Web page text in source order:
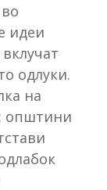
идеи
одлуки.
на
општини